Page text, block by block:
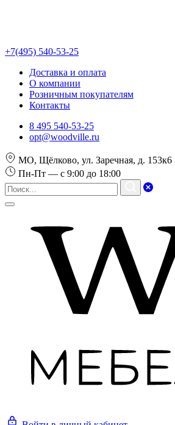
+7(495) 540-53-25
Доставка и оплата
О компании
Розничным покупателям
Контакты
8 495 540-53-25
opt@woodville.ru
МО, Щёлково, ул. Заречная, д. 153к6
Пн-Пт — с 9:00 до 18:00